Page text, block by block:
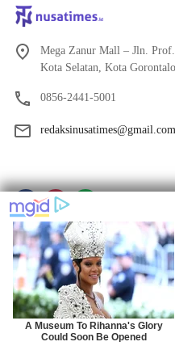
Mega Zanur Mall – Jln.
Kota Selatan, Kota
0856-2441-5001
redaksinusatimes@gmail.com
Tentang Kami Redaksi
Indeks Berita
© 2024Nusatimes.id